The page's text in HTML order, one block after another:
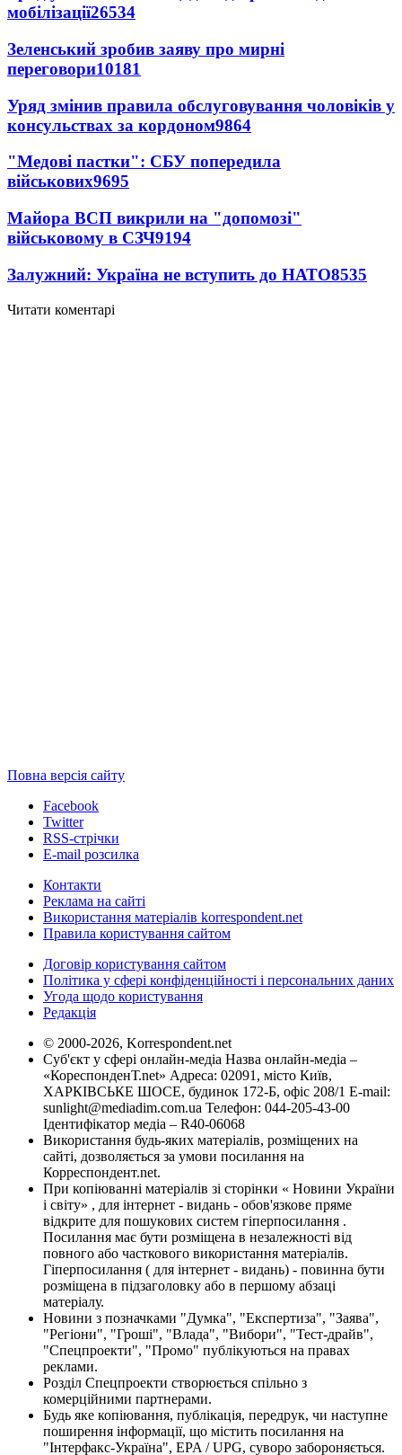
мобілізації26534
Зеленський зробив заяву про мирні
переговори10181
Уряд змінив правила обслуговування чоловіків у
консульствах за кордоном9864
"Медові пастки": СБУ попередила
військових9695
Майора ВСП викрили на "допомозі"
військовому в СЗЧ9194
Залужний: Україна не вступить до НАТО8535
Читати коментарі
Повна версія сайту
Facebook
Twitter
RSS-стрічки
E-mail розсилка
Контакти
Реклама на сайті
Використання матеріалів korrespondent.net
Правила користування сайтом
Договір користування сайтом
Політика у сфері конфіденційності і персональних даних
Угода щодо користування
Редакція
© 2000-2026, Korrespondent.net
Суб'єкт у сфері онлайн-медіа Назва онлайн-медіа –
«КореспонденТ.net» Адреса: 02091, місто Київ,
ХАРКІВСЬКЕ ШОСЕ, будинок 172-Б, офіс 208/1 E-mail:
sunlight@mediadim.com.ua Телефон: 044-205-43-00
Ідентифікатор медіа – R40-06068
Використання будь-яких матеріалів, розміщених на
сайті, дозволяється за умови посилання на
Корреспондент.net.
При копіюванні матеріалів зі сторінки « Новини України
і світу» , для інтернет - видань - обов'язкове пряме
відкрите для пошукових систем гіперпосилання .
Посилання має бути розміщена в незалежності від
повного або часткового використання матеріалів.
Гіперпосилання ( для інтернет - видань) - повинна бути
розміщена в підзаголовку або в першому абзаці
матеріалу.
Новини з позначками "Думка", "Експертиза", "Заява",
"Регіони", "Гроші", "Влада", "Вибори", "Тест-драйв",
"Спецпроекти", "Промо" публікуються на правах
реклами.
Розділ Спецпроекти створюється спільно з
комерційними партнерами.
Будь яке копіювання, публікація, передрук, чи наступне
поширення інформації, що містить посилання на
"Інтерфакс-Україна", EPA / UPG, суворо забороняється.